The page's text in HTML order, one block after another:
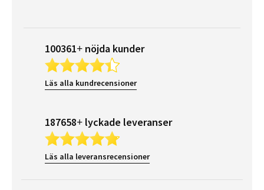
100361+ nöjda kunder
Läs alla kundrecensioner
187658+ lyckade leveranser
Läs alla leveransrecensioner